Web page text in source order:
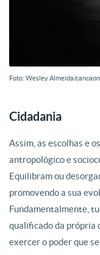
Foto: Wesley Almeida/
Cidadania
Assim, as escolhas e
antropológico e
Equilibram ou
promovendo a sua
Fundamentalmente,
qualificado da própria
exercer o poder que